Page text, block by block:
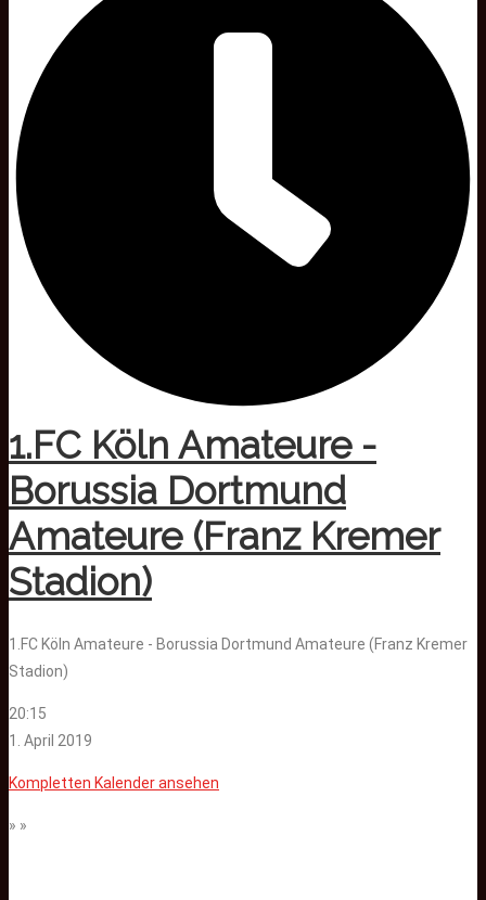
1.FC Köln Amateure -
Borussia Dortmund
Amateure (Franz Kremer
Stadion)
1.FC Köln Amateure - Borussia Dortmund Amateure (Franz Kremer
Stadion)
20:15
1. April 2019
Kompletten Kalender ansehen
» »